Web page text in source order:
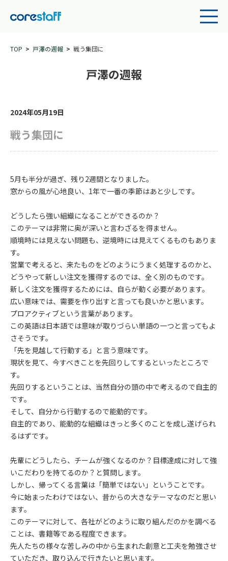
TOP 戸澤の週報 戦う集団に
戸澤の週報
2024年05月19日
戦う集団に
5月も半分が過ぎ、残り2週間となりました。
窓からの風が心地良い、1年で一番の季節はあと少しです。
どうしたら強い組織になることができるのか？
このテーマは非常に奥が深いと言わざるを得ません。
順境時には見えない問題も、逆境時には見えてくるものもありま
す。
営業で考えると、来たものをどのようにうまく処理するのかと、
どうやって新しい注文を獲得するのでは、全く別のものです。
新しく注文を獲得するためには、自らが動く必要があります。
広い意味では、需要を作り出すと言っても良いかと思います。
プロアクティブという言葉があります。
この英語は日本語では意味が取りづらい単語の一つと言ってもよ
さそうです。
「先を見越して行動する」と言う意味です。
現状を見て、今すべきことを先回りしてするといったところで
す。
先回りするということは、当然自分の頭の中で考えるので自主的
です。
そして、自分から行動するので能動的です。
自主的であり、能動的な組織はきっと多くのことを成し遂げられ
るはずです。
先輩にどうしたら、チームが強くなるのか？目標達成に対して強
いこだわりを持てるのか？と質問します。
しかし、帰ってくる言葉は「簡単ではない」ということです。
今に始まったわけではない、昔からの大きなテーマなのだと思い
ます。
このテーマに対して、各社がどのように取り組んだのかを調べる
ことは、書籍等である程度できます。
先人たちの様々な苦しみの中から生まれた創意と工夫を勉強させ
ていただき、取り込んで行きたいと思います。